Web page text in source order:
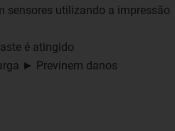
sensores utilizando a impressão
é atingido
► Previnem danos